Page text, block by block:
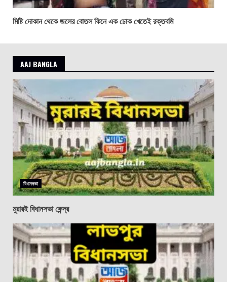
মিষ্টি দোকান থেকে জলের বোতল কিনে এক ঢোক খেতেই রক্তবমি
AAJ BANGLA
বিধানসভা
মুরারই বিধানসভা কেন্দ্র